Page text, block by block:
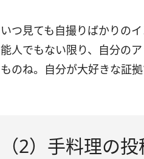
いつ見ても自撮りばかりの
能人でもない限り、自分の
ものね。自分が大好きな証拠
（2）手料理の